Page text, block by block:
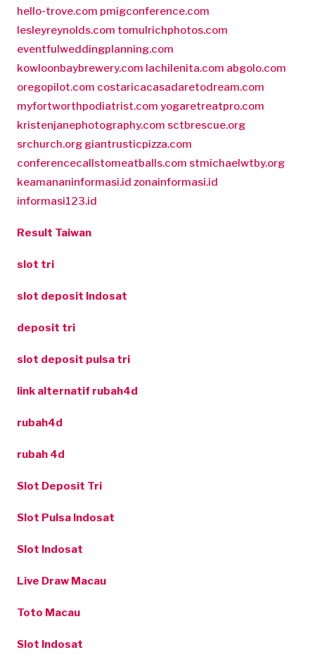
hello-trove.com pmigconference.com
lesleyreynolds.com tomulrichphotos.com
eventfulweddingplanning.com
kowloonbaybrewery.com lachilenita.com abgolo.com
oregopilot.com costaricacasadaretodream.com
myfortworthpodiatrist.com yogaretreatpro.com
kristenjanephotography.com sctbrescue.org
srchurch.org giantrusticpizza.com
conferencecallstomeatballs.com stmichaelwtby.org
keamananinformasi.id zonainformasi.id
informasi123.id
Result Taiwan
slot tri
slot deposit Indosat
deposit tri
slot deposit pulsa tri
link alternatif rubah4d
rubah4d
rubah 4d
Slot Deposit Tri
Slot Pulsa Indosat
Slot Indosat
Live Draw Macau
Toto Macau
Slot Indosat